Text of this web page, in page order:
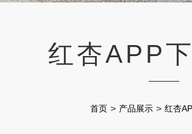
红杏APP
首页 > 产品展示 > 红杏